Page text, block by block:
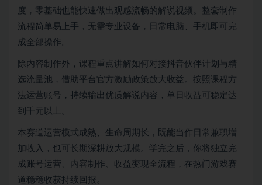
度，零基础也能快速做出观感流畅的解说视频。整套制作
流程简单易上手，无需专业设备，日常电脑、手机即可完
成全部操作。
除内容制作外，课程重点讲解如何对接抖音伙伴计划与精
选流量池，借助平台官方激励政策放大收益。按照课程方
法运营账号，持续输出优质解说内容，单日收益可稳定达
到千元以上。
本赛道运营模式成熟、生命周期长，既能当作日常兼职增
加收入，也可长期深耕放大规模。学完之后，你将独立完
成账号运营、内容制作、收益变现全流程，在热门游戏赛
道稳稳收获持续回报。